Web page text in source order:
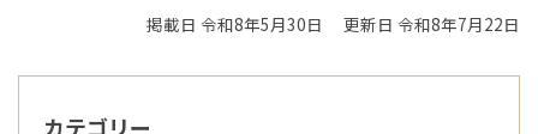
掲載日 令和8年5月30日 更新日 令和8年7月22日
カテゴリー